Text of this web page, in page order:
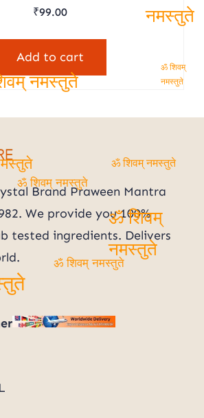
₹99.00
Add to cart
Brand Praween Mantra
We provide you 100%
tested ingredients. Delivers
नमस्तुते
ॐ शिवम् नमस्तुते
ॐ शिवम्
नमस्तुते
ॐ शिवम् नमस्तुते
नमस्तुते
ॐ शिवम् नमस्तुते
ॐ शिवम्
नमस्तुते